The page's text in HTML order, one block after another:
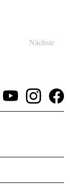
Nächste